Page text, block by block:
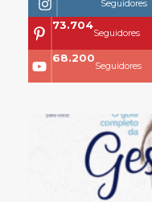
Seguidores
73.704
Seguidores
68.200
Seguidores